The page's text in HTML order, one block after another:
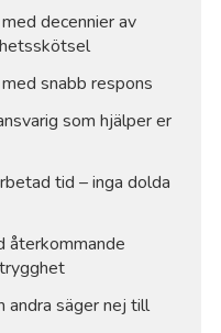
decennier av
snabb respons
som hjälper er
tid – inga dolda
återkommande
andra säger nej till